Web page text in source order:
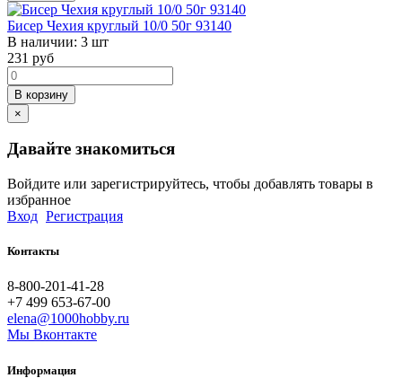
Бисер Чехия круглый 10/0 50г 93140
В наличии: 3 шт
231 руб
В корзину
×
Давайте знакомиться
Войдите или зарегистрируйтесь, чтобы добавлять товары в
избранное
Вход Регистрация
Контакты
8-800-201-41-28
+7 499 653-67-00
elena@1000hobby.ru
Мы Вконтакте
Информация